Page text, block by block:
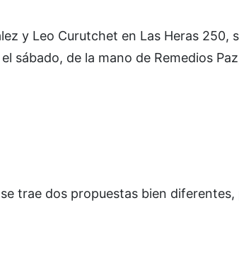
y Leo Curutchet en Las Heras 250,
sábado, de la mano de Remedios
trae dos propuestas bien